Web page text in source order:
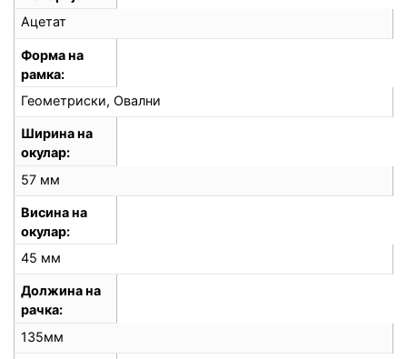
Ацетат
Форма на
рамка
Геометриски, Овални
Ширина на
окулар
57 мм
Висина на
окулар
45 мм
Должина на
рачка
135мм